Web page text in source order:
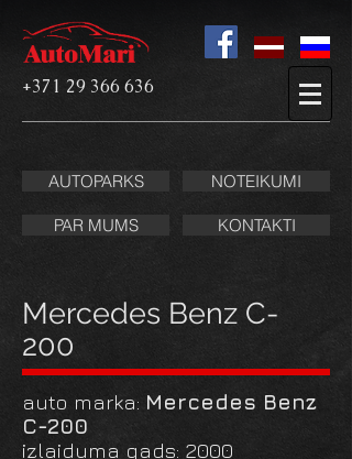
+371 29 366 636
AUTOPARKS NOTEIKUMI
PAR MUMS KONTAKTI
Mercedes Benz C-
200
auto marka: Mercedes Benz
C-200
izlaiduma gads: 2000